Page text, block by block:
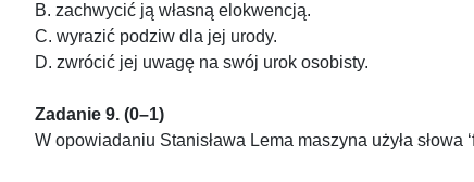
B. zachwycić ją własną elokwencją.
C. wyrazić podziw dla jej urody.
D. zwrócić jej uwagę na swój urok osobisty.
Zadanie 9. (0–1)
W opowiadaniu Stanisława Lema maszyna użyła